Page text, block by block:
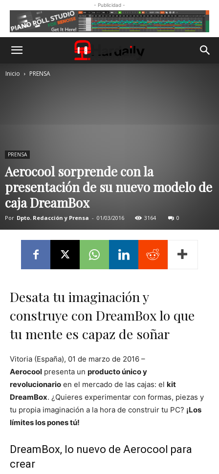
- Publicidad -
Inicio PRENSA
PRENSA
Aerocool sorprende con la
presentación de su nuevo modelo de
caja DreamBox
Por Dpto. Redacción y Prensa - 01/03/2016 3164 0
Desata tu imaginación y
construye con DreamBox lo que
tu mente es capaz de soñar
Vitoria (España), 01 de marzo de 2016 –
Aerocool presenta un producto único y
revolucionario en el mercado de las cajas: el kit
DreamBox. ¿Quieres experimentar con formas, piezas y
tu propia imaginación a la hora de construir tu PC? ¡Los
límites los pones tú!
DreamBox, lo nuevo de Aerocool para
crear